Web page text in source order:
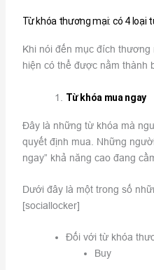
Từ khóa thương mại: có 4 loại
Khi nói đến mục đích
hiện có thể được nằm thành
Từ khóa mua ngay
Đây là những từ khóa mà
quyết định mua. Những
ngay” khả năng cao đang
Dưới đây là một trong số
[sociallocker]
Đối với từ khóa
Buy